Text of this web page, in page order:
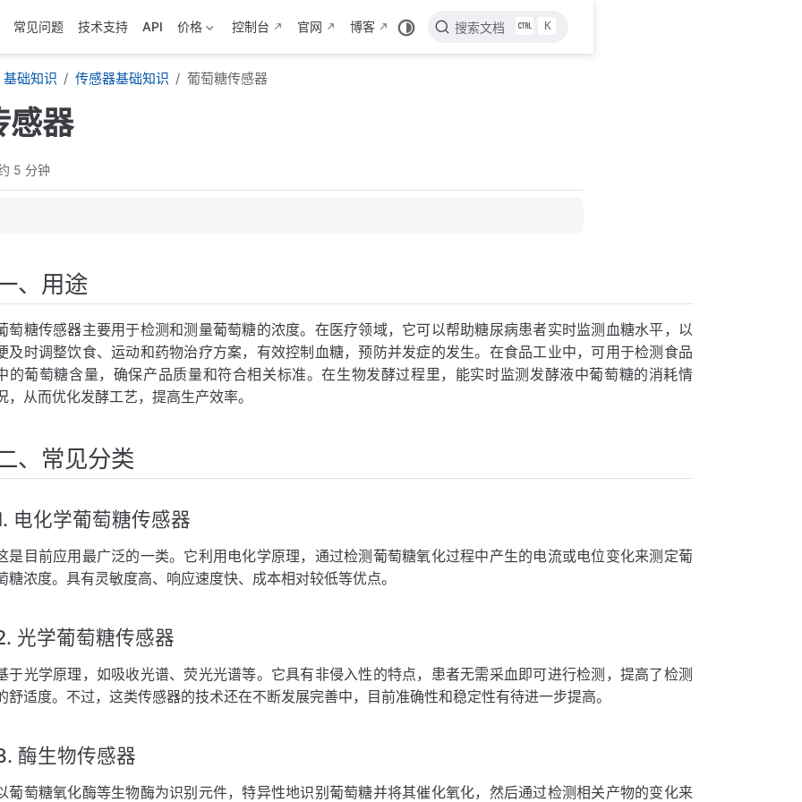
常见问题 技术支持 API 价格 控制台 官网 博客 搜索文档 K
基础知识 传感器基础知识 葡萄糖传感器
感器
5 分钟
感器
器
理
、用途
萄糖传感器主要用于检测和测量葡萄糖的浓度。在医疗领域，它可以帮助糖尿病患者实时监测血糖水平，以
及时调整饮食、运动和药物治疗方案，有效控制血糖，预防并发症的发生。在食品工业中，可用于检测食品
的葡萄糖含量，确保产品质量和符合相关标准。在生物发酵过程里，能实时监测发酵液中葡萄糖的消耗情
，从而优化发酵工艺，提高生产效率。
、常见分类
电化学葡萄糖传感器
是目前应用最广泛的一类。它利用电化学原理，通过检测葡萄糖氧化过程中产生的电流或电位变化来测定葡
糖浓度。具有灵敏度高、响应速度快、成本相对较低等优点。
光学葡萄糖传感器
于光学原理，如吸收光谱、荧光光谱等。它具有非侵入性的特点，患者无需采血即可进行检测，提高了检测
舒适度。不过，这类传感器的技术还在不断发展完善中，目前准确性和稳定性有待进一步提高。
酶生物传感器
葡萄糖氧化酶等生物酶为识别元件，特异性地识别葡萄糖并将其催化氧化，然后通过检测相关产物的变化来